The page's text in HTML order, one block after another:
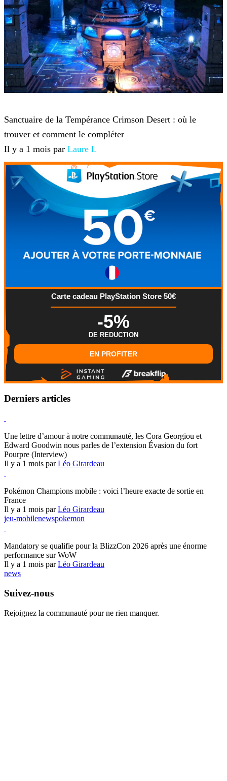
Sanctuaire de la Tempérance Crimson Desert : où le
trouver et comment le compléter
Il y a 1 mois par Laure L
Carte cadeau PlayStation Store 50€
-5%
DE REDUCTION
EN PROFITER
Derniers articles
Une lettre d’amour à notre communauté, les Cora Georgiou et
Edward Goodwin nous parles de l’extension Évasion du fort
Pourpre (Interview)
Il y a 1 mois parLéo Girardeau
Pokémon Champions mobile : voici l’heure exacte de sortie en
France
Il y a 1 mois parLéo Girardeau
jeu-mobilenewspokemon
Mandatory se qualifie pour la BlizzCon 2026 après une énorme
performance sur WoW
Il y a 1 mois parLéo Girardeau
news
Suivez-nous
Rejoignez la communauté pour ne rien manquer.